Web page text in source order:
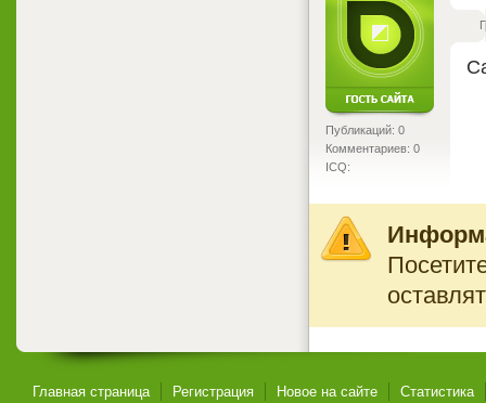
Публикаций: 0
Комментариев: 0
ICQ:
Главная страница Регистрация Новое на сайте Статистика